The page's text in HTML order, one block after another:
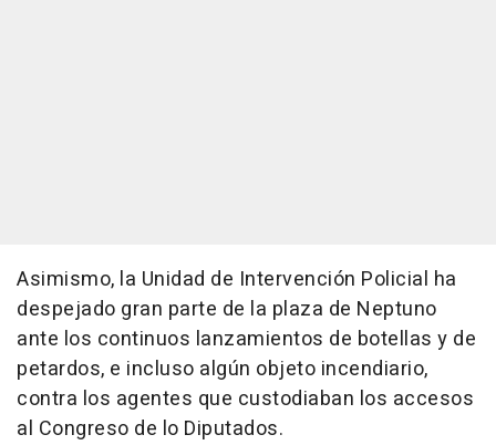
Asimismo, la Unidad de Intervención Policial ha
despejado gran parte de la plaza de Neptuno
ante los continuos lanzamientos de botellas y de
petardos, e incluso algún objeto incendiario,
contra los agentes que custodiaban los accesos
al Congreso de lo Diputados.